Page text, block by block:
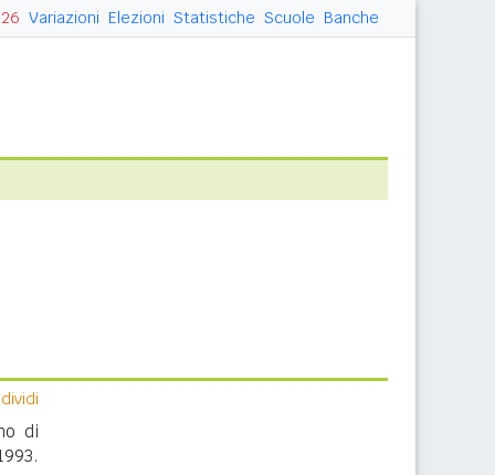
Variazioni Elezioni Statistiche Scuole Banche
di